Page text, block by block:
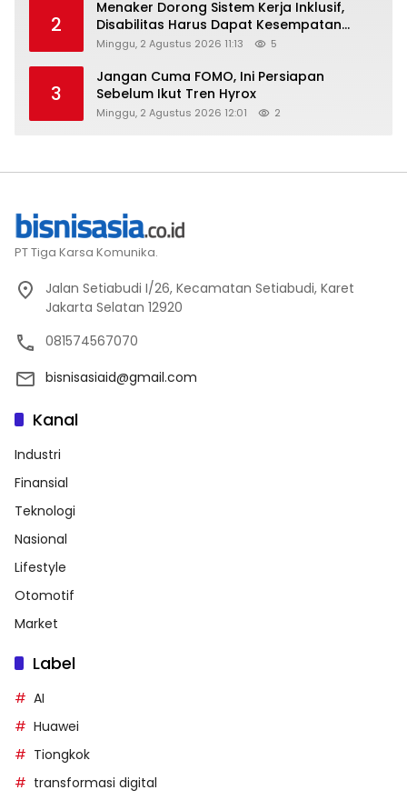
2
Menaker Dorong Sistem Kerja Inklusif,
Disabilitas Harus Dapat Kesempatan
Setara
Minggu, 2 Agustus 2026 11:13 5
3
Jangan Cuma FOMO, Ini Persiapan
Sebelum Ikut Tren Hyrox
Minggu, 2 Agustus 2026 12:01 2
PT Tiga Karsa Komunika.
Jalan Setiabudi I/26, Kecamatan Setiabudi, Karet
Jakarta Selatan 12920
081574567070
bisnisasiaid@gmail.com
Kanal
Industri
Finansial
Teknologi
Nasional
Lifestyle
Otomotif
Market
Label
AI
Huawei
Tiongkok
transformasi digital